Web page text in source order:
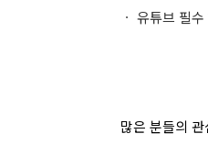
ㆍ 유튜브 필
많은 분들의